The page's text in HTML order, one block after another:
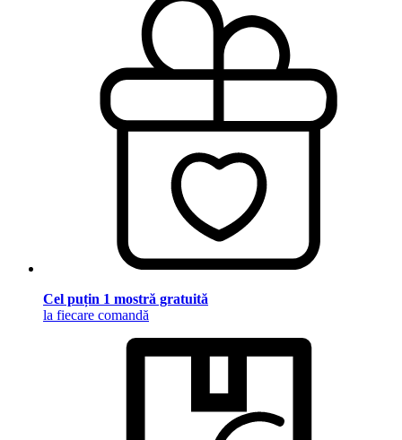
Cel puțin 1 mostră gratuită
la fiecare comandă